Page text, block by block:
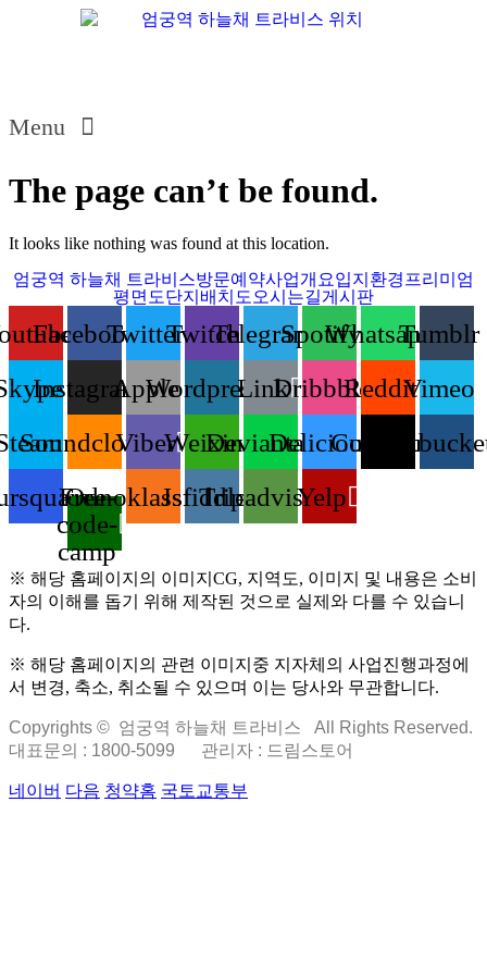
Menu
The page can’t be found.
It looks like nothing was found at this location.
엄궁역 하늘채 트라비스방문예약사업개요입지환경 프리미엄
평면도단지배치도 오시는길게시판
FacebookTwitterTwitchTelegramSpotifyWhatsappTumblr
InstagramAppleWordpressLinkDribbbleRedditVimeo
Soundcloud
ViberWeixinDeviantart
DeliciousCodepen
Free-
code-
camp
Odnoklassniki
Jsfiddle
Tripadvisor
Yelp
※ 해당 홈페이지의 이미지CG, 지역도, 이미지 및 내용은 소비
자의 이해를 돕기 위해 제작된 것으로 실제와 다를 수 있습니
다.
※ 해당 홈페이지의 관련 이미지중 지자체의 사업진행과정에
서 변경, 축소, 취소될 수 있으며 이는 당사와 무관합니다.
Copyrights © 엄궁역 하늘채 트라비스 All Rights Reserved.
대표문의 : 1800-5099 관리자 : 드림스토어
네이버 다음 청약홈 국토교통부